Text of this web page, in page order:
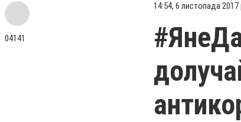
04141
14:54, 6 листопада 2017